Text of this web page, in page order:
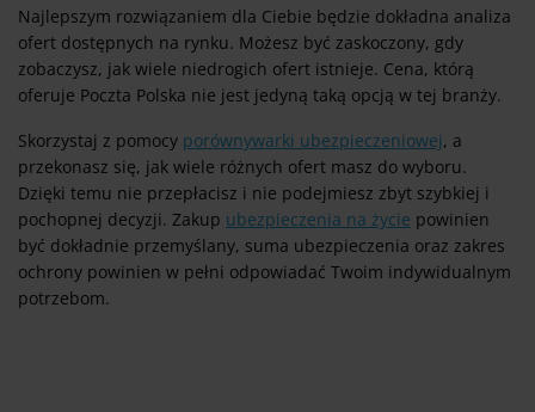
Najlepszym rozwiązaniem dla Ciebie będzie dokładna analiza
ofert dostępnych na rynku. Możesz być zaskoczony, gdy
zobaczysz, jak wiele niedrogich ofert istnieje. Cena, którą
oferuje Poczta Polska nie jest jedyną taką opcją w tej branży.
Skorzystaj z pomocy porównywarki ubezpieczeniowej, a
przekonasz się, jak wiele różnych ofert masz do wyboru.
Dzięki temu nie przepłacisz i nie podejmiesz zbyt szybkiej i
pochopnej decyzji. Zakup ubezpieczenia na życie powinien
być dokładnie przemyślany, suma ubezpieczenia oraz zakres
ochrony powinien w pełni odpowiadać Twoim indywidualnym
potrzebom.